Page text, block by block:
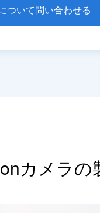
ついて問い合わせる
カメラの